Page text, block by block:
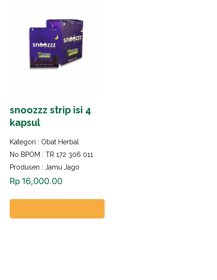
snoozzz strip isi 4
kapsul
Kategori : Obat Herbal
No BPOM : TR 172 306 011
Produsen : Jamu Jago
Rp16,000.00